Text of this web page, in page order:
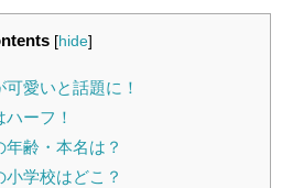
[hide]
愛いと話題に！
ーフ！
齢・本名は？
学校はどこ？